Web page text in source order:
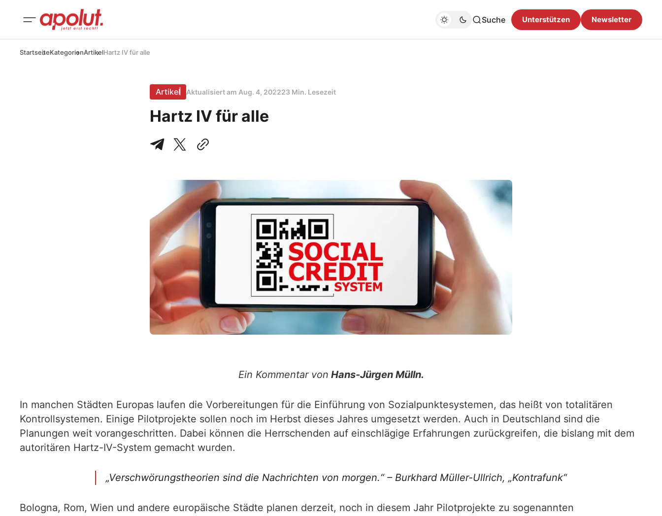
Suche Unterstützen Newsletter
StartseiteKategorienArtikelHartz IV für alle
Artikel Aktualisiert am Aug. 4, 202223 Min. Lesezeit
Hartz IV für alle
Ein Kommentar von Hans-Jürgen Mülln.
In manchen Städten Europas laufen die Vorbereitungen für die Einführung von Sozialpunktesystemen, das heißt von totalitären
Kontrollsystemen. Einige Pilotprojekte sollen noch im Herbst dieses Jahres umgesetzt werden. Auch in Deutschland sind die
Planungen weit vorangeschritten. Dabei können die Herrschenden auf einschlägige Erfahrungen zurückgreifen, die bislang mit dem
autoritären Hartz-IV-System gemacht wurden.
„Verschwörungstheorien sind die Nachrichten von morgen.“ – Burkhard Müller-Ullrich, „Kontrafunk“
Bologna, Rom, Wien und andere europäische Städte planen derzeit, noch in diesem Jahr Pilotprojekte zu sogenannten